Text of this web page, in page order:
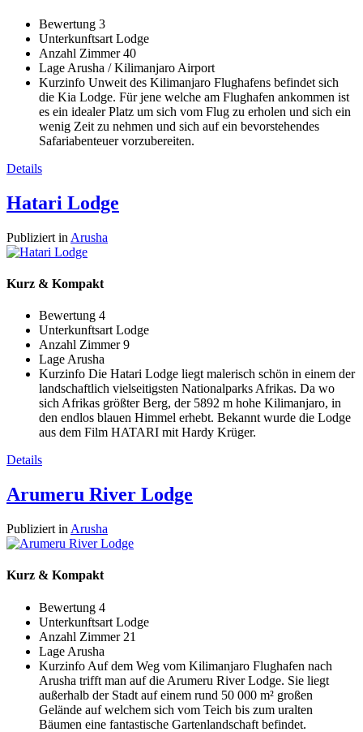
Bewertung 3
Unterkunftsart Lodge
Anzahl Zimmer 40
Lage Arusha / Kilimanjaro Airport
Kurzinfo Unweit des Kilimanjaro Flughafens befindet sich
die Kia Lodge. Für jene welche am Flughafen ankommen ist
es ein idealer Platz um sich vom Flug zu erholen und sich ein
wenig Zeit zu nehmen und sich auf ein bevorstehendes
Safariabenteuer vorzubereiten.
Details
Hatari Lodge
Publiziert in Arusha
Kurz & Kompakt
Bewertung 4
Unterkunftsart Lodge
Anzahl Zimmer 9
Lage Arusha
Kurzinfo Die Hatari Lodge liegt malerisch schön in einem der
landschaftlich vielseitigsten Nationalparks Afrikas. Da wo
sich Afrikas größter Berg, der 5892 m hohe Kilimanjaro, in
den endlos blauen Himmel erhebt. Bekannt wurde die Lodge
aus dem Film HATARI mit Hardy Krüger.
Details
Arumeru River Lodge
Publiziert in Arusha
Kurz & Kompakt
Bewertung 4
Unterkunftsart Lodge
Anzahl Zimmer 21
Lage Arusha
Kurzinfo Auf dem Weg vom Kilimanjaro Flughafen nach
Arusha trifft man auf die Arumeru River Lodge. Sie liegt
außerhalb der Stadt auf einem rund 50 000 m² großen
Gelände auf welchem sich vom Teich bis zum uralten
Bäumen eine fantastische Gartenlandschaft befindet.